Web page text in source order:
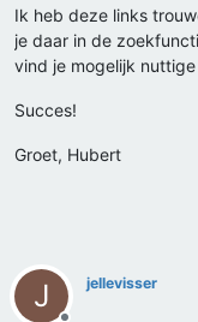
Ik heb deze links
je daar in de
vind je mogelijk
Succes!
Groet, Hubert
J jellevisser